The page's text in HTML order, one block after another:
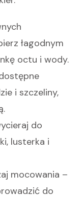
łagodnym
octu i wody.
i szczeliny,
do
lusterka i
mocowania –
do